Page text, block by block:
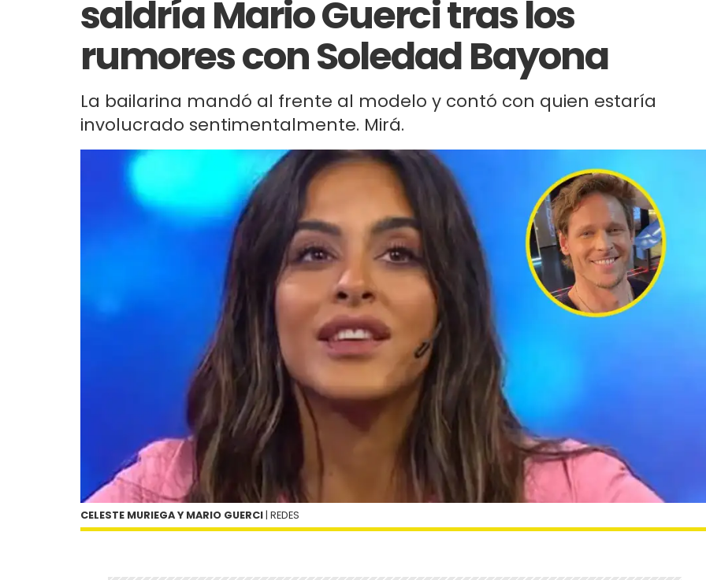
saldría Mario Guerci tras los
rumores con Soledad Bayona
La bailarina mandó al frente al modelo y contó con quien estaría
involucrado sentimentalmente. Mirá.
CELESTE MURIEGA Y MARIO GUERCI | REDES